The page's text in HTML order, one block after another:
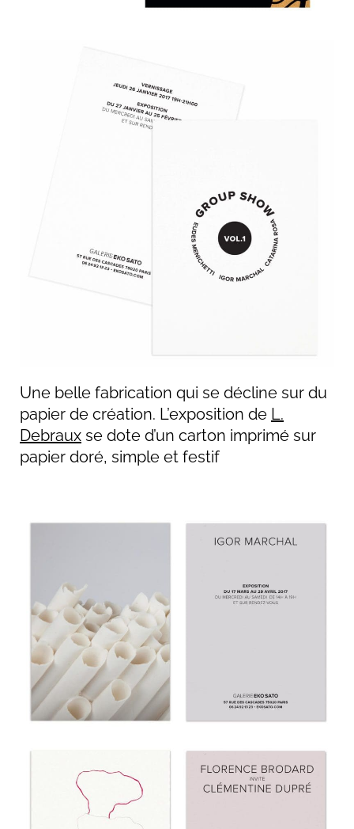
Une belle fabrication qui se décline sur du
papier de création. L’exposition de L.
Debraux se dote d’un carton imprimé sur
papier doré, simple et festif